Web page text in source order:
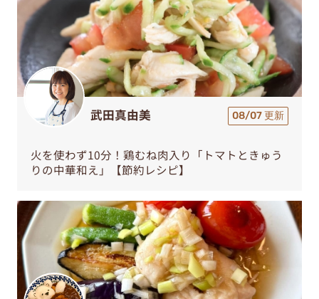
武田真由美 08/07 更新
火を使わず10分！鶏むね肉入り「トマトときゅう
りの中華和え」【節約レシピ】